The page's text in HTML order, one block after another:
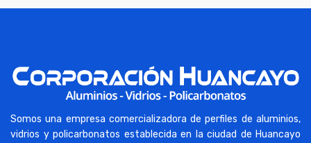
Somos una empresa comercializadora de perfiles de aluminios,
vidrios y policarbonatos establecida en la ciudad de Huancayo